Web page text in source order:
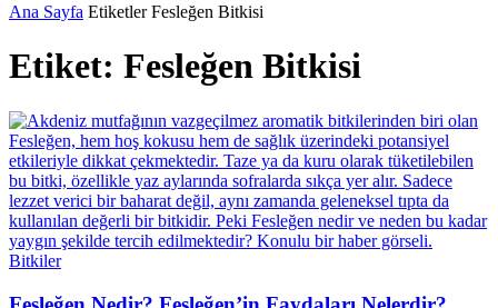
Ana Sayfa Etiketler Fesleğen Bitkisi
Etiket: Fesleğen Bitkisi
Bitkiler